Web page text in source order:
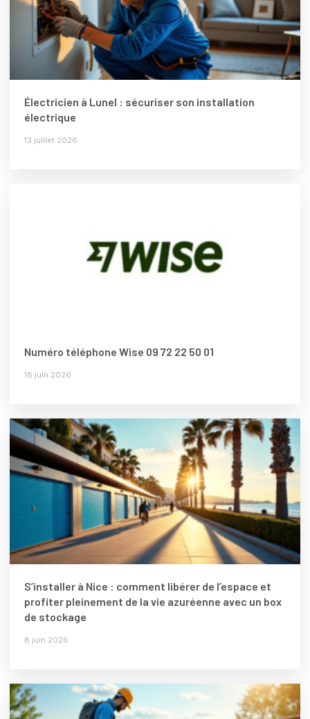
Électricien à Lunel : sécuriser son installation
électrique
13 juillet 2026
Numéro téléphone Wise 09 72 22 50 01
18 juin 2026
S’installer à Nice : comment libérer de l’espace et
profiter pleinement de la vie azuréenne avec un box
de stockage
8 juin 2026